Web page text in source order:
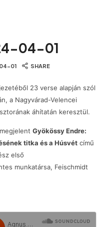
04-01
01 SHARE
23 verse alapján szól
a Nagyvárad-Velencei
áhítatán keresztül.
megjelentGyökössy Endre:
titka és a Húsvét című
első
munkatársa, Feischmidt